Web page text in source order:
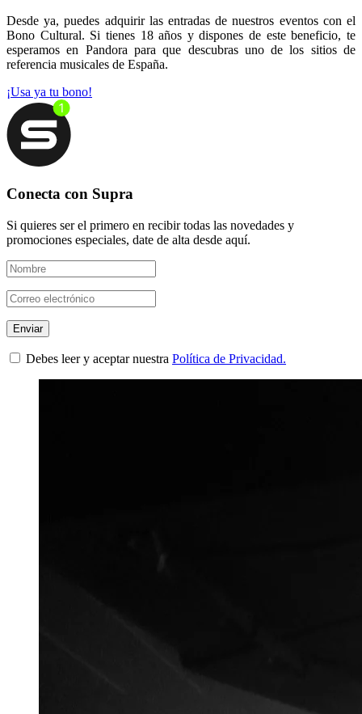
Desde ya, puedes adquirir las entradas de nuestros eventos con el
Bono Cultural. Si tienes 18 años y dispones de este beneficio, te
esperamos en Pandora para que descubras uno de los sitios de
referencia musicales de España.
¡Usa ya tu bono!
Conecta con Supra
Si quieres ser el primero en recibir todas las novedades y
promociones especiales, date de alta desde aquí.
Debes leer y aceptar nuestra Política de Privacidad.